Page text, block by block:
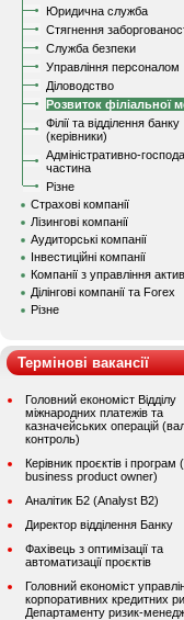
Юридична служба
Стягнення
Служба безпеки
Управління персоналом
Діловодство
Розвиток філіальної
Філії та відділення банку
(керівники)
Адміністративно-
частина
Різне
Страхові компанії
Лізингові компанії
Аудиторські компанії
Інвестиційні компанії
Компанії з управління
Ділінгові компанії та Forex
Різне
Термінові вакансії
Головний економіст Відділу
міжнародних платежів та
казначейських операцій
контроль)
Керівник проєктів і програм
business product owner)
Аналітик Б2 (Analyst B2)
Директор відділення Банку
Фахівець з оптимізації та
автоматизації проєктів
Головний економіст
корпоративних кредитних
Департаменту ризик-